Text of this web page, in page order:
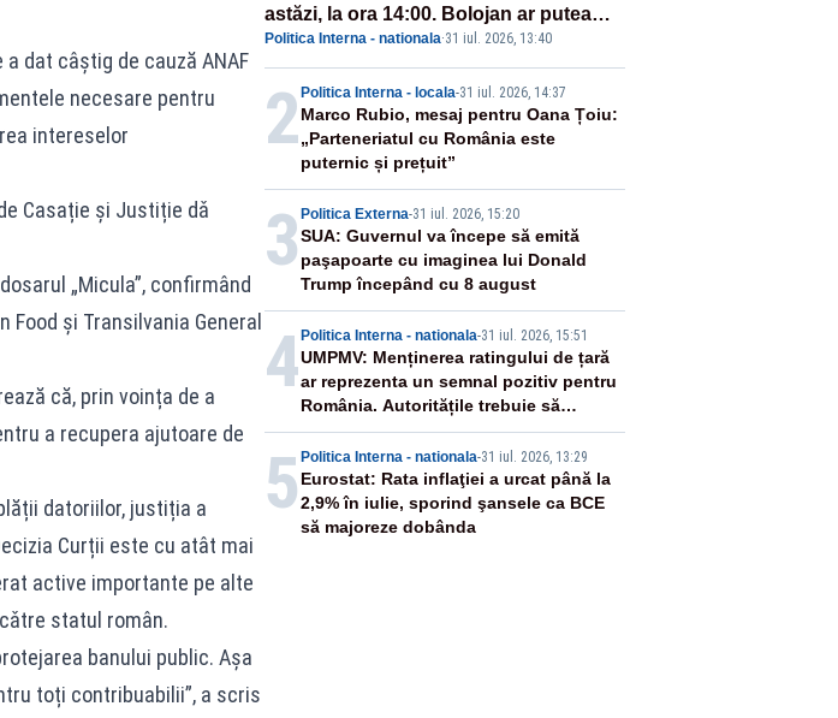
dat câștig de cauză ANAF
necesare pentru
intereselor
Casație şi Justiție dǎ
„Micula”, confirmând
și Transilvania General
că, prin voința de a
a recupera ajutoare de
datoriilor, justiția a
Curții este cu atât mai
active importante pe alte
statul român.
banului public. Aşa
toți contribuabilii”, a scris
astăzi, la ora 14:00. Bolojan ar putea
decreta stare de urgență energetică
Politica Interna - nationala·31 iul. 2026, 13:40
2 Politica Interna - locala-31 iul. 2026, 14:37
Marco Rubio, mesaj pentru Oana Țoiu:
„Parteneriatul cu România este
puternic și prețuit”
3 Politica Externa-31 iul. 2026, 15:20
SUA: Guvernul va începe să emită
paşapoarte cu imaginea lui Donald
Trump începând cu 8 august
4 Politica Interna - nationala-31 iul. 2026, 15:51
UMPMV: Menținerea ratingului de țară
ar reprezenta un semnal pozitiv pentru
România. Autoritățile trebuie să
continue consolidarea stabilității
economice și financiare
5 Politica Interna - nationala-31 iul. 2026, 13:29
Eurostat: Rata inflaţiei a urcat până la
2,9% în iulie, sporind şansele ca BCE
să majoreze dobânda